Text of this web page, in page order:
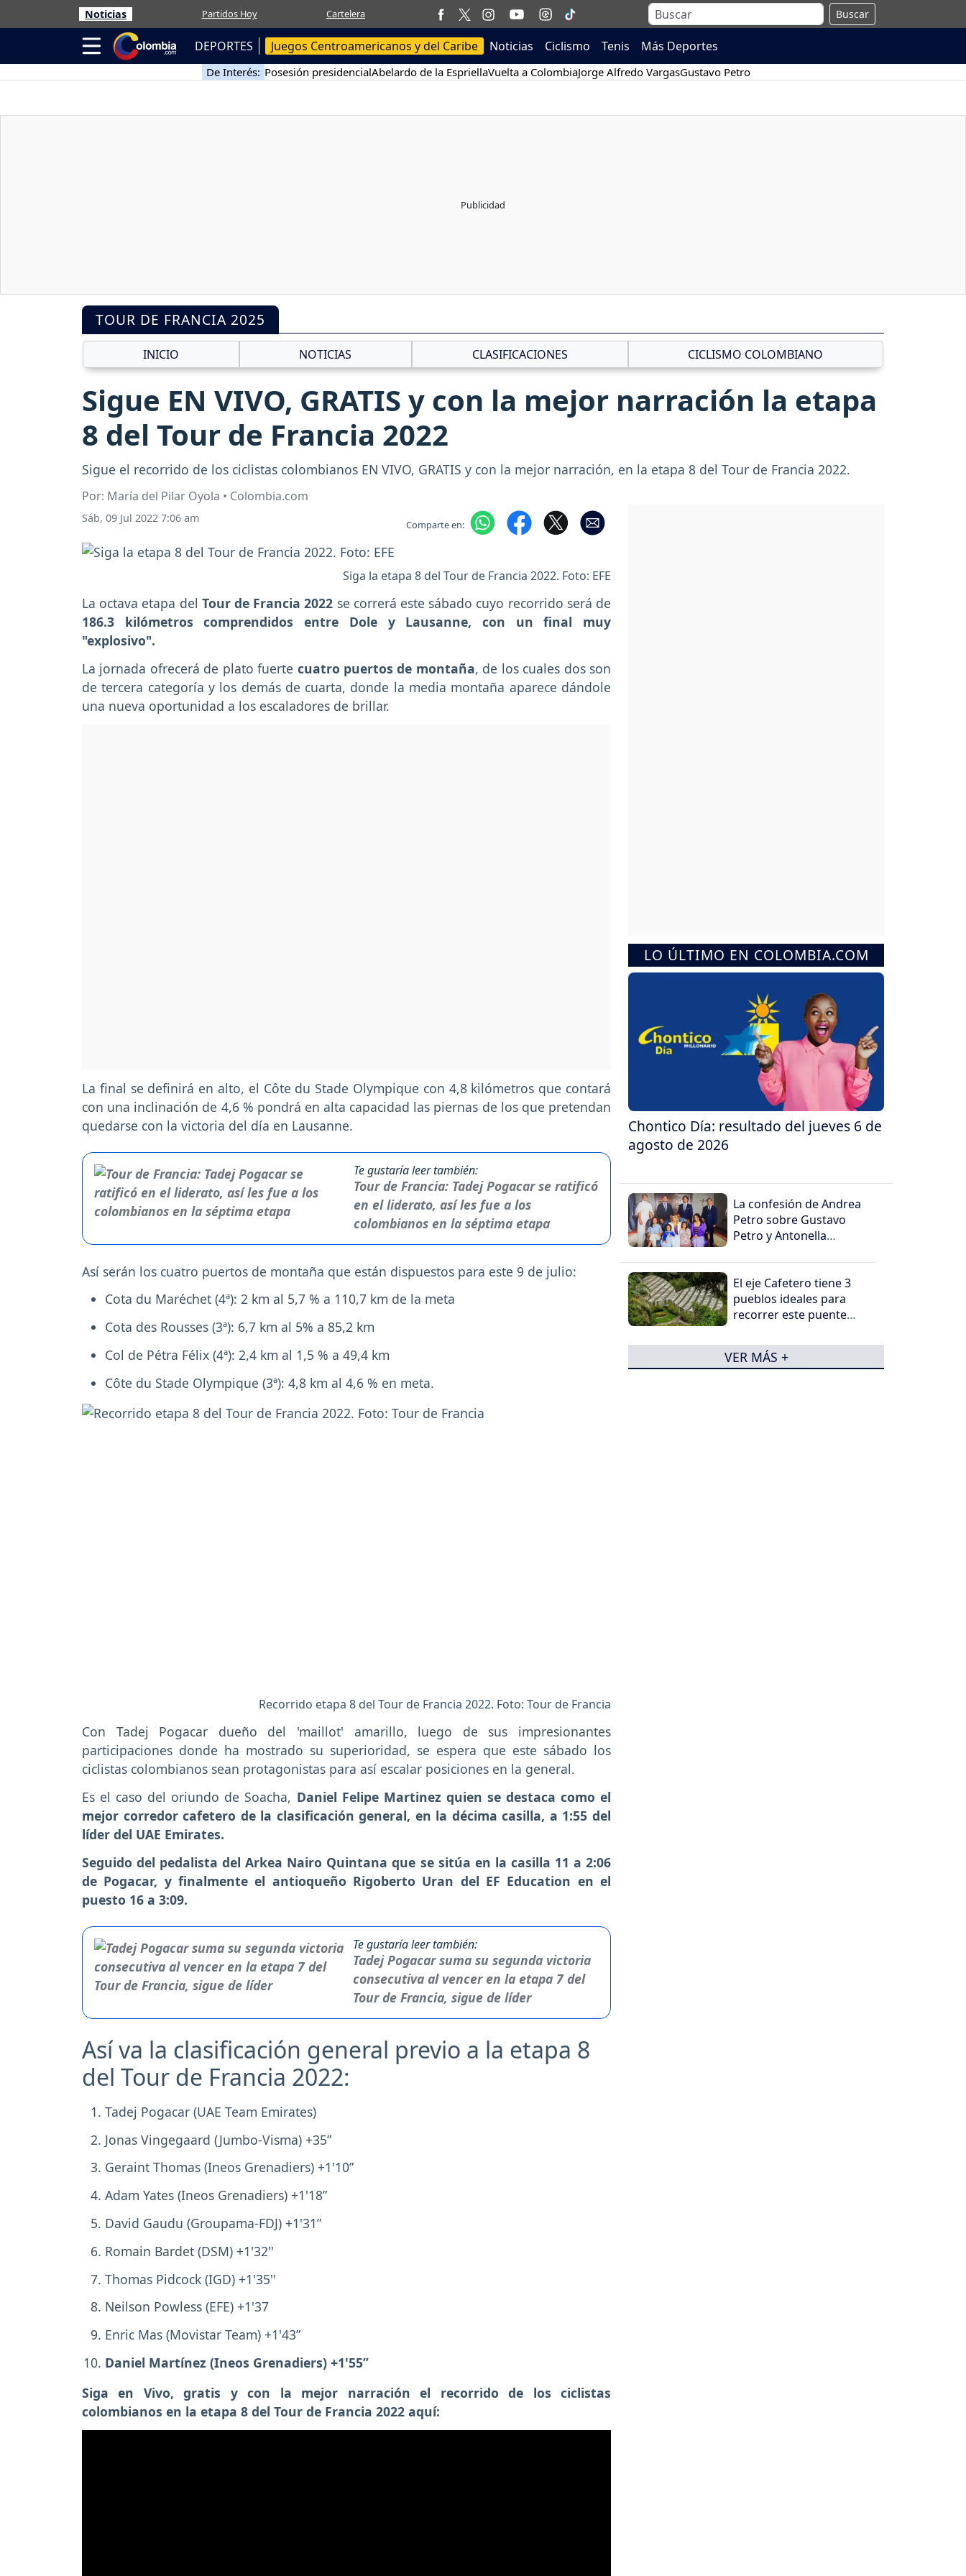
Noticias Partidos Hoy Cartelera Buscar
DEPORTES Juegos Centroamericanos y del Caribe Noticias Ciclismo Tenis Más Deportes
De Interés: Posesión presidencialAbelardo de la EspriellaVuelta a ColombiaJorge Alfredo VargasGustavo Petro
TOUR DE FRANCIA 2025
INICIO NOTICIAS CLASIFICACIONES CICLISMO COLOMBIANO
Sigue EN VIVO, GRATIS y con la mejor narración la etapa
8 del Tour de Francia 2022
Sigue el recorrido de los ciclistas colombianos EN VIVO, GRATIS y con la mejor narración, en la etapa 8 del Tour de Francia 2022.
Por: María del Pilar Oyola • Colombia.com
Sáb, 09 Jul 2022 7:06 am Comparte en:
Siga la etapa 8 del Tour de Francia 2022. Foto: EFE
La octava etapa del Tour de Francia 2022 se correrá este sábado cuyo recorrido será de
186.3 kilómetros comprendidos entre Dole y Lausanne, con un final muy
"explosivo".
La jornada ofrecerá de plato fuerte cuatro puertos de montaña, de los cuales dos son
de tercera categoría y los demás de cuarta, donde la media montaña aparece dándole
una nueva oportunidad a los escaladores de brillar.
La final se definirá en alto, el Côte du Stade Olympique con 4,8 kilómetros que contará
con una inclinación de 4,6 % pondrá en alta capacidad las piernas de los que pretendan
quedarse con la victoria del día en Lausanne.
Te gustaría leer también:
Tour de Francia: Tadej Pogacar se ratificó
en el liderato, así les fue a los
colombianos en la séptima etapa
Así serán los cuatro puertos de montaña que están dispuestos para este 9 de julio:
Cota du Maréchet (4ª): 2 km al 5,7 % a 110,7 km de la meta
Cota des Rousses (3ª): 6,7 km al 5% a 85,2 km
Col de Pétra Félix (4ª): 2,4 km al 1,5 % a 49,4 km
Côte du Stade Olympique (3ª): 4,8 km al 4,6 % en meta.
Recorrido etapa 8 del Tour de Francia 2022. Foto: Tour de Francia
Con Tadej Pogacar dueño del 'maillot' amarillo, luego de sus impresionantes
participaciones donde ha mostrado su superioridad, se espera que este sábado los
ciclistas colombianos sean protagonistas para así escalar posiciones en la general.
Es el caso del oriundo de Soacha, Daniel Felipe Martinez quien se destaca como el
mejor corredor cafetero de la clasificación general, en la décima casilla, a 1:55 del
líder del UAE Emirates.
Seguido del pedalista del Arkea Nairo Quintana que se sitúa en la casilla 11 a 2:06
de Pogacar, y finalmente el antioqueño Rigoberto Uran del EF Education en el
puesto 16 a 3:09.
Te gustaría leer también:
Tadej Pogacar suma su segunda victoria
consecutiva al vencer en la etapa 7 del
Tour de Francia, sigue de líder
Así va la clasificación general previo a la etapa 8
del Tour de Francia 2022:
Tadej Pogacar (UAE Team Emirates)
Jonas Vingegaard (Jumbo-Visma) +35”
Geraint Thomas (Ineos Grenadiers) +1'10”
Adam Yates (Ineos Grenadiers) +1'18”
David Gaudu (Groupama-FDJ) +1'31”
Romain Bardet (DSM) +1'32''
Thomas Pidcock (IGD) +1'35''
Neilson Powless (EFE) +1'37
Enric Mas (Movistar Team) +1'43”
Daniel Martínez (Ineos Grenadiers) +1'55”
Siga en Vivo, gratis y con la mejor narración el recorrido de los ciclistas
colombianos en la etapa 8 del Tour de Francia 2022 aquí:
LO ÚLTIMO EN COLOMBIA.COM
Chontico Día: resultado del jueves 6 de
agosto de 2026
La confesión de Andrea
Petro sobre Gustavo
Petro y Antonella
El eje Cafetero tiene 3
pueblos ideales para
recorrer este puente
VER MÁS +